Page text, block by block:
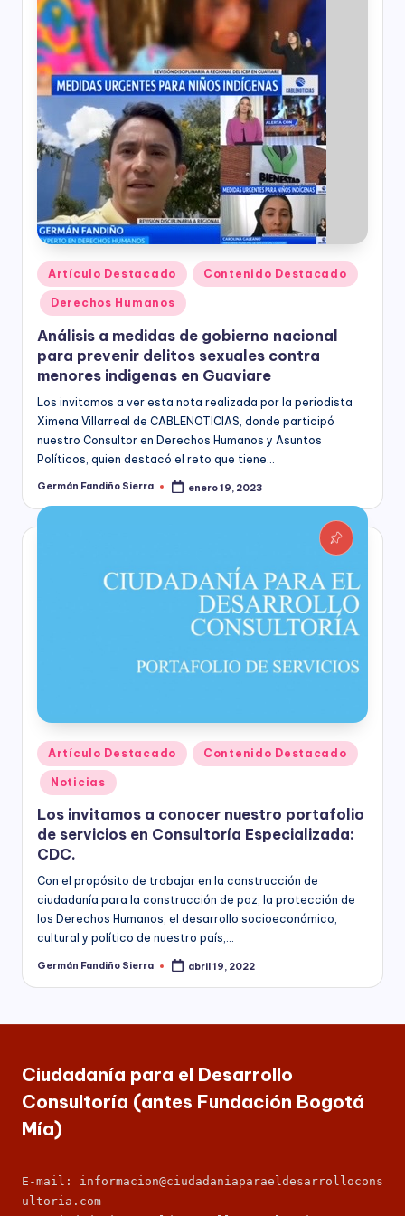
p
a
r
a
el
D
s
a
rr
o
ll
o
C
o
n
s
ul
a
t
e
s
F
u
n
d
a
ó
n
B
o
o
ciudadanía,
cultura
ciudadana,
responsabilidad
social
empresarial,
debida
diligencia.
Para
trabajar
construcción
ciudadanía
para
la
construcción
paz,
el
desarrollo
socioeconómico,
cultural
político
nuestro
de
todos
los
sectores
de
economía,
para
las
Instituciones
Educativas,
para
los
Movimientos
y
para
entidades
del
Sector
a
nivel
Publicado
en
Artículo Destacado Contenido Destacado
Derechos Humanos
Análisis a medidas de gobierno nacional
para prevenir delitos sexuales contra
menores indigenas en Guaviare
Los invitamos a ver esta nota realizada por la periodista
Ximena Villarreal de CABLENOTICIAS, donde participó
nuestro Consultor en Derechos Humanos y Asuntos
Políticos, quien destacó el reto que tiene…
Publicado
Germán Fandiño Sierra enero 19, 2023
Publicado
en
Artículo Destacado Contenido Destacado
Noticias
Los invitamos a conocer nuestro portafolio
de servicios en Consultoría Especializada:
CDC.
Con el propósito de trabajar en la construcción de
ciudadanía para la construcción de paz, la protección de
los Derechos Humanos, el desarrollo socioeconómico,
cultural y político de nuestro país,…
Publicado
Germán Fandiño Sierra abril 19, 2022
Ciudadanía para el Desarrollo
Consultoría (antes Fundación Bogotá
Mía)
E-mail: informacion@ciudadaniaparaeldesarrollocons
ultoria.com